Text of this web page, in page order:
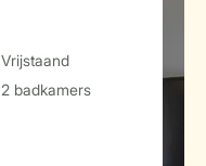
Vrijstaand
2 badkamers